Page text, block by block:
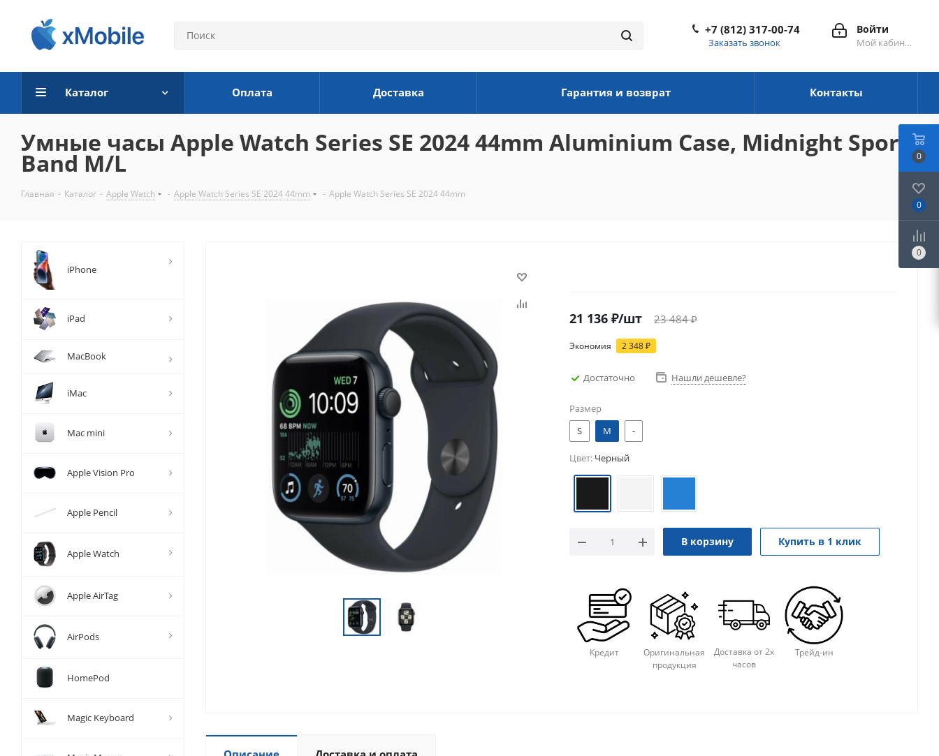
Войти
Мой кабинет
+7 (812) 317-00-74
Заказать звонок
Каталог Оплата Доставка Гарантия и возврат Контакты
Умные часы Apple Watch Series SE 2024 44mm Aluminium Case, Midnight Sport
Band M/L
Главная - Каталог - Apple Watch - Apple Watch Series SE 2024 44mm - Apple Watch Series SE 2024 44mm
21 136 ₽/шт 23 484₽
Экономия 2 348₽
Достаточно Нашли дешевле?
Размер
S
M -
Цвет: Черный
В корзину Купить в 1 клик
Кредит
Оригинальная
продукция
Доставка от 2х
часов
Трейд-ин
iPhone
iPad
MacBook
iMac
Mac mini
Apple Vision Pro
Apple Pencil
Apple Watch
Apple AirTag
AirPods
HomePod
Magic Keyboard
0
0
0